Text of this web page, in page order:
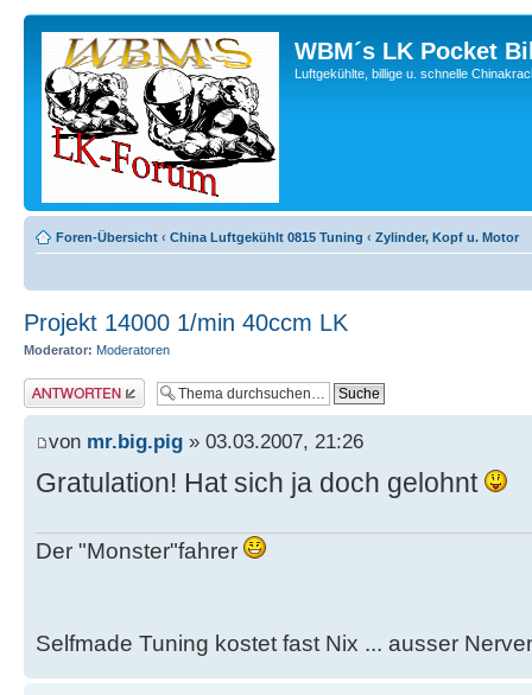
WBM´s LK Pocket
Luftgekühlte, billige u. schnelle
Foren-Übersicht ‹ China Luftgekühlt 0815 Tuning ‹ Zylinder, Kopf u. Motor
Projekt 14000 1/min 40ccm LK
Moderator: Moderatoren
Antwort erstellen
von mr.big.pig » 03.03.2007, 21:26
Gratulation! Hat sich ja doch gelohnt
Der "Monster"fahrer
Selfmade Tuning kostet fast Nix ... ausser